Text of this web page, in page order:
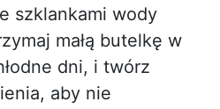
szklankami wody
małą butelkę w
dni, i twórz
aby nie